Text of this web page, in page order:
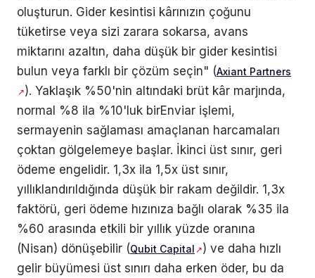
oluşturun. Gider kesintisi kârınızın çoğunu
tüketirse veya sizi zarara sokarsa, avans
miktarını azaltın, daha düşük bir gider kesintisi
bulun veya farklı bir çözüm seçin" (Axiant Partners
). Yaklaşık %50'nin altındaki brüt kâr marjında,
normal %8 ila %10'luk birEnviar işlemi,
sermayenin sağlaması amaçlanan harcamaları
çoktan gölgelemeye başlar. İkinci üst sınır, geri
ödeme engelidir. 1,3x ila 1,5x üst sınır,
yıllıklandırıldığında düşük bir rakam değildir. 1,3x
faktörü, geri ödeme hızınıza bağlı olarak %35 ila
%60 arasında etkili bir yıllık yüzde oranına
(Nisan) dönüşebilir (Qubit Capital
) ve daha hızlı
gelir büyümesi üst sınırı daha erken öder, bu da